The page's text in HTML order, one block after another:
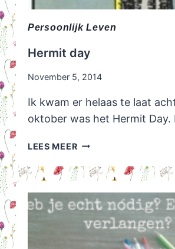
Persoonlijk Leven
Hermit day
November 5, 2014
Ik kwam er helaas te laat
oktober was het Hermit
LEES MEERHERMIT